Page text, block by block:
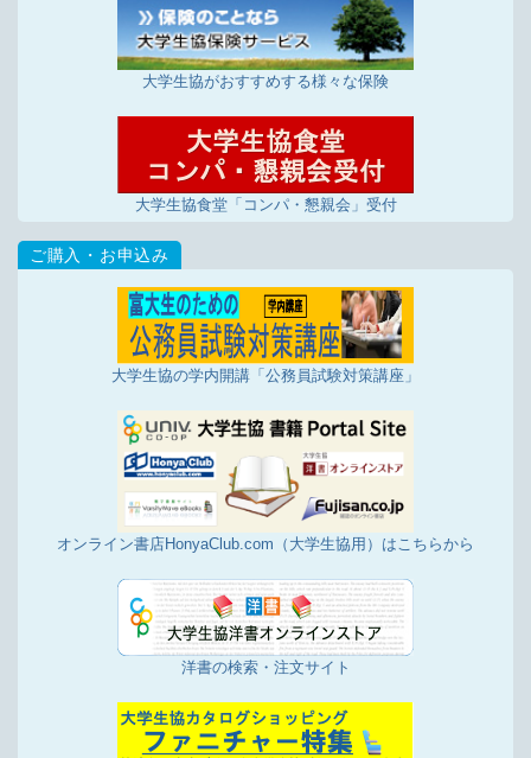
大学生協がおすすめする様々な保険
大学生協食堂「コンパ・懇親会」受付
大学生協の学内開講「公務員試験対策講座」
オンライン書店HonyaClub.com（大学生協用）はこちらから
洋書の検索・注文サイト